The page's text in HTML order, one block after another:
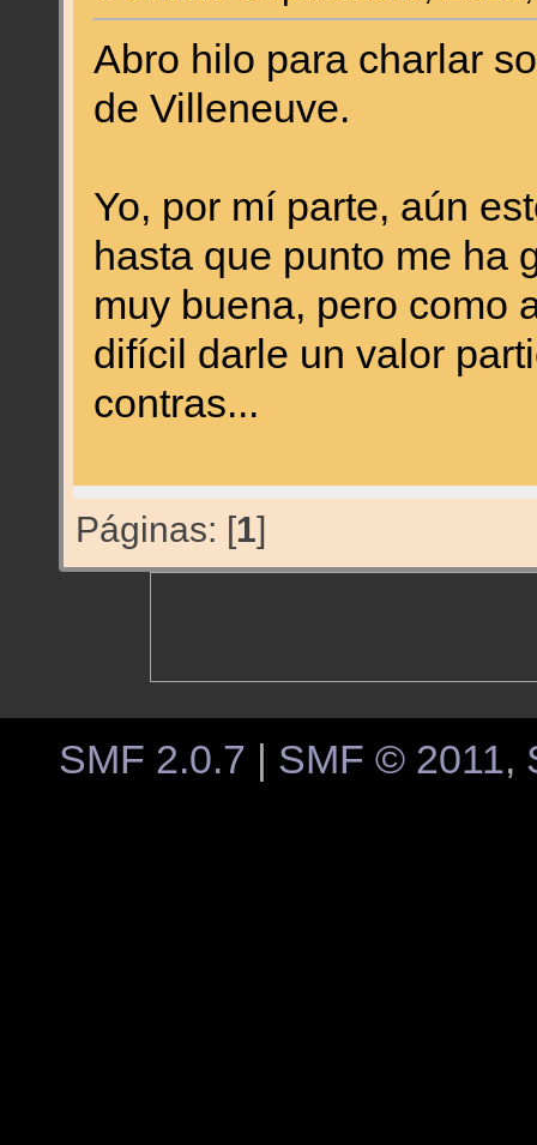
Abro hilo para charlar
de Villeneuve.
Yo, por mí parte, aún
hasta que punto me ha
muy buena, pero como
difícil darle un valor
contras...
Páginas: [1]
SMF 2.0.7 SMF © 2011,